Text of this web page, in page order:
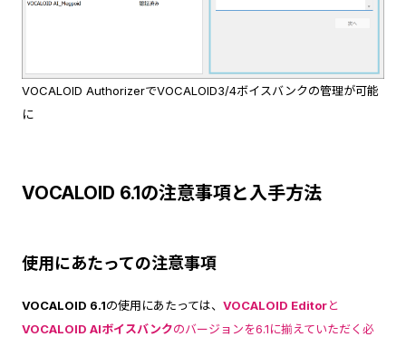
VOCALOID AuthorizerでVOCALOID3/4ボイスバンクの管理が可能
に
VOCALOID 6.1の注意事項と入手方法
使用にあたっての注意事項
VOCALOID 6.1の使用にあたっては、 VOCALOID Editorと
VOCALOID AIボイスバンクのバージョンを6.1に揃えていただく必